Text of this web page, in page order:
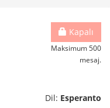
Kapalı
Maksimum 500
mesaj.
Dil: Esperanto